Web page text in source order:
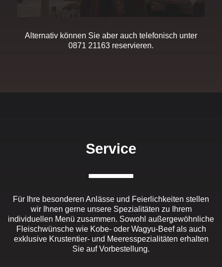
Alternativ können Sie aber auch telefonisch unter
0871 21163 reservieren.
Service
Für Ihre besonderen Anlässe und Feierlichkeiten stellen
wir Ihnen gerne unsere Spezialitäten zu Ihrem
individuellen Menü zusammen. Sowohl außergewöhnliche
Fleischwünsche wie Kobe- oder Wagyu-Beef als auch
exklusive Krustentier- und Meeresspezialitäten erhalten
Sie auf Vorbestellung.